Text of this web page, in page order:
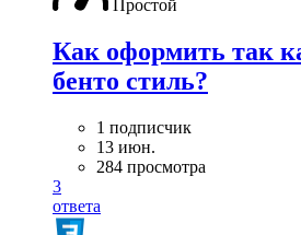
Простой
Как оформить так
бенто стиль?
1 подписчик
13 июн.
284 просмотра
3
ответа